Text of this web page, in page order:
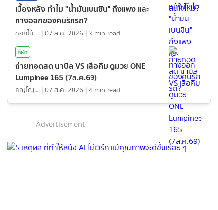
เบื้องหลัง ทำไม "น้ำมันเบนซิน" ถึงแพง และ
ทางออกของคนรักรถ?
ดอกไม้กับสายน้ำ |07 ส.ค. 2026 | 3 min read
กีฬา
ถ่ายทอดสด นาบิล VS เสือคิม ดูมวย ONE
Lumpinee 165 (7ส.ค.69)
ภิญโญ ส่องแสง |07 ส.ค. 2026 |4 min read
Advertisement